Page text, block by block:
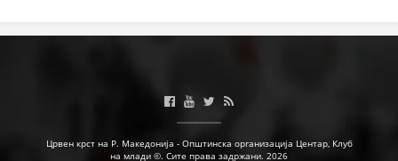
Црвен крст на Р. Македонија - Општинска организација Центар, Клуб
на млади ©. Сите права задржани. 2026